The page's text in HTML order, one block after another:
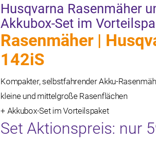
Husqvarna Rasenmäher
Akkubox-Set im
Rasenmäher |
142iS
Kompakter, selbstfahrender Akku-
kleine und mittelgroße Rasenflächen
+ Akkubox-Set im Vorteilspaket
Set Aktionspreis: nur